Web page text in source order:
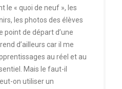
le « quoi de neuf », les
les photos des élèves
point de départ d’une
d’ailleurs car il me
au réel et au
Mais le faut-il
on utiliser un